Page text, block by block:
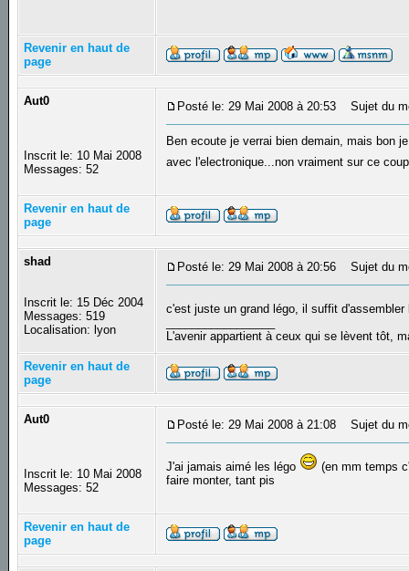
Revenir en haut de
page
Aut0
Inscrit le: 10 Mai 2008
Messages: 52
Posté le: 29 Mai 2008 à 20:53 Sujet du
Ben ecoute je verrai bien demain, mais bon
avec l'electronique...non vraiment sur ce
Revenir en haut de
page
shad
Inscrit le: 15 Déc 2004
Messages: 519
Localisation: lyon
Posté le: 29 Mai 2008 à 20:56 Sujet du
c'est juste un grand légo, il suffit
L'avenir appartient à ceux qui se lèvent tôt,
Revenir en haut de
page
Aut0
Inscrit le: 10 Mai 2008
Messages: 52
Posté le: 29 Mai 2008 à 21:08 Sujet du
J'ai jamais aimé les légo
(en mm temps
faire monter, tant pis
Revenir en haut de
page